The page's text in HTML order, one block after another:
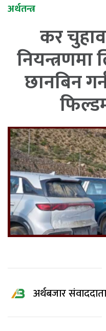
अर्थतन्त्र
कर
नियन्त्रणमा
छानबिन
अर्थबजार संवाददाता